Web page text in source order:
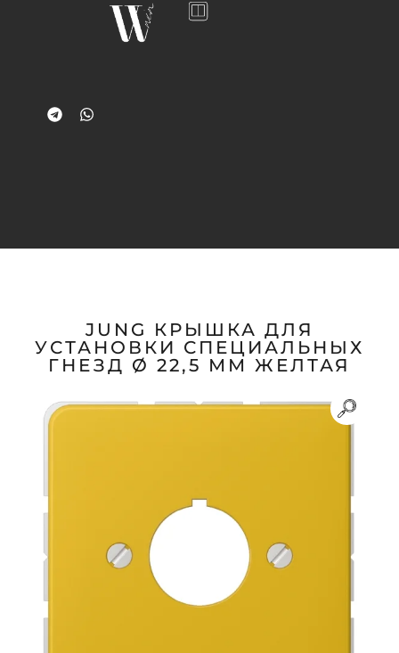
JUNG КРЫШКА ДЛЯ
УСТАНОВКИ СПЕЦИАЛЬНЫХ
ГНЕЗД Ø 22,5 ММ ЖЕЛТАЯ